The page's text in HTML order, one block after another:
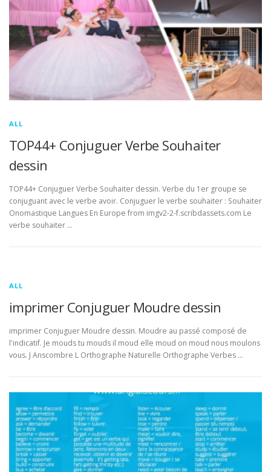
ALL
TOP44+ Conjuguer Verbe Souhaiter
dessin
TOP44+ Conjuguer Verbe Souhaiter dessin. Verbe du 1er groupe se
conjuguant avec le verbe avoir. Conjuguer le verbe souhaiter : Souhaiter
Onomastique Langues En Europe from imgv2-2-f.scribdassets.com Le
verbe souhaiter …
ALL
imprimer Conjuguer Moudre dessin
imprimer Conjuguer Moudre dessin. Moudre au passé composé de
l'indicatif. Je mouds tu mouds il moud elle moud on moud nous moulons
vous. J Anscombre L Orthographe Naturelle Orthographe Verbes …